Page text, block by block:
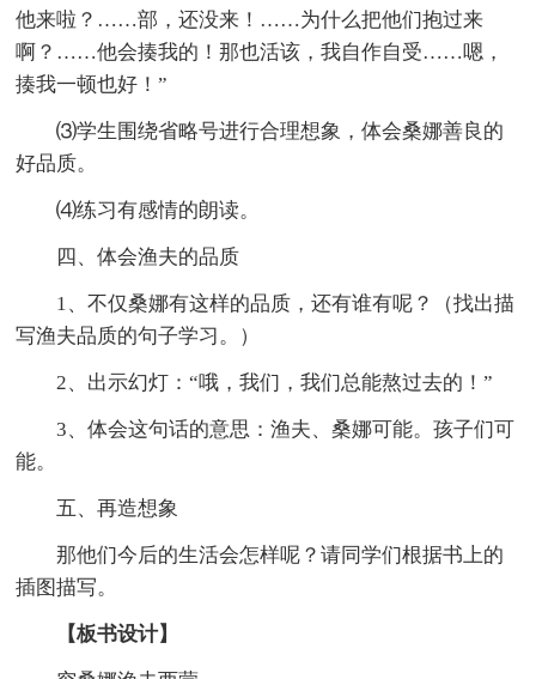
他来啦？……部，还没来！……为什么把他们抱过来
啊？……他会揍我的！那也活该，我自作自受……嗯，
揍我一顿也好！”
⑶学生围绕省略号进行合理想象，体会桑娜善良的
好品质。
⑷练习有感情的朗读。
四、体会渔夫的品质
1、不仅桑娜有这样的品质，还有谁有呢？（找出描
写渔夫品质的句子学习。）
2、出示幻灯：“哦，我们，我们总能熬过去的！”
3、体会这句话的意思：渔夫、桑娜可能。孩子们可
能。
五、再造想象
那他们今后的生活会怎样呢？请同学们根据书上的
插图描写。
【板书设计】